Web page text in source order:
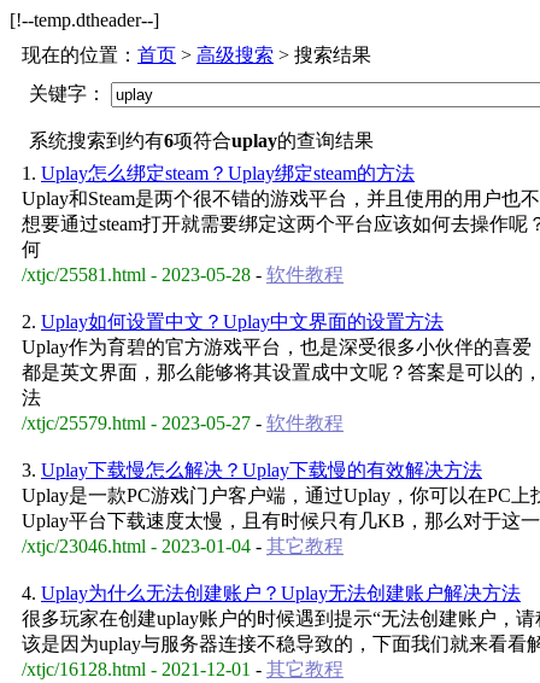
[!--temp.dtheader--]
现在的位置： 首页 > 高级搜索 > 搜索结果
关键字：
系统搜索到约有6项符合uplay的查询结果
1. Uplay怎么绑定steam？Uplay绑定steam的方法
Uplay和Steam是两个很不错的游戏平台，并且使用的用户也
想要通过steam打开就需要绑定这两个平台应该如何去操作
何
/xtjc/25581.html - 2023-05-28 - 软件教程
2. Uplay如何设置中文？Uplay中文界面的设置方法
Uplay作为育碧的官方游戏平台，也是深受很多小伙伴的喜
都是英文界面，那么能够将其设置成中文呢？答案是可以的
法
/xtjc/25579.html - 2023-05-27 - 软件教程
3. Uplay下载慢怎么解决？Uplay下载慢的有效解决方法
Uplay是一款PC游戏门户客户端，通过Uplay，你可以在PC
Uplay平台下载速度太慢，且有时候只有几KB，那么对于这
/xtjc/23046.html - 2023-01-04 - 其它教程
4. Uplay为什么无法创建账户？Uplay无法创建账户解决方法
很多玩家在创建uplay账户的时候遇到提示“无法创建账户，
该是因为uplay与服务器连接不稳导致的，下面我们就来看看
/xtjc/16128.html - 2021-12-01 - 其它教程